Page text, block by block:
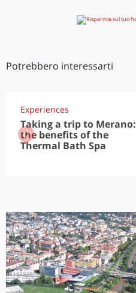
Potrebbero interessarti
Experiences
Taking a trip to Merano:
the benefits of the
Thermal Bath Spa